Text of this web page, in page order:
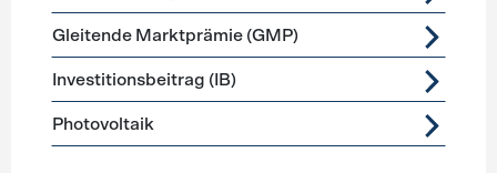
Gleitende Marktprämie (GMP)
Investitionsbeitrag (IB)
Photovoltaik